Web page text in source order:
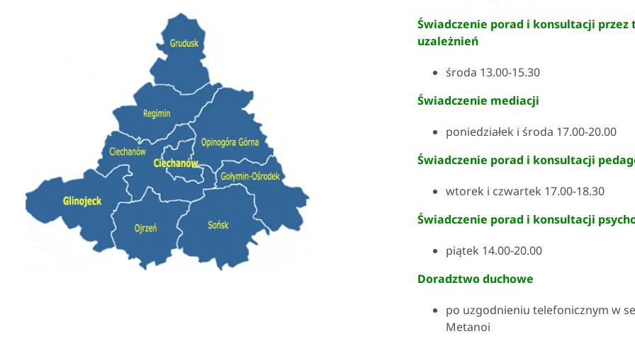
Świadczenie porad i konsultacji przez
uzależnień
środa 13.00-15.30
Świadczenie mediacji
poniedziałek i środa 17.00-20.00
Świadczenie porad i konsultacji
wtorek i czwartek 17.00-18.30
Świadczenie porad i konsultacji
piątek 14.00-20.00
Doradztwo duchowe
po uzgodnieniu telefonicznym w
Metanoi